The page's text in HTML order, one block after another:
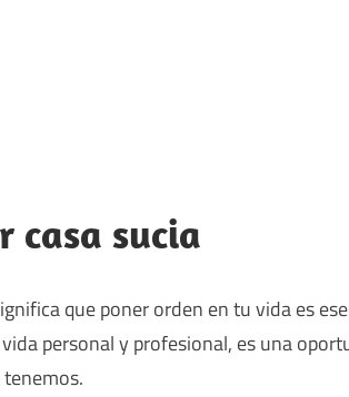
casa sucia
que poner orden en tu vida es
personal y profesional, es una